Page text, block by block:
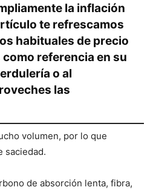
la inflación
te refrescamos
habituales de precio
referencia en su
o al
las
volumen, por lo que
saciedad.
de absorción lenta, fibra,